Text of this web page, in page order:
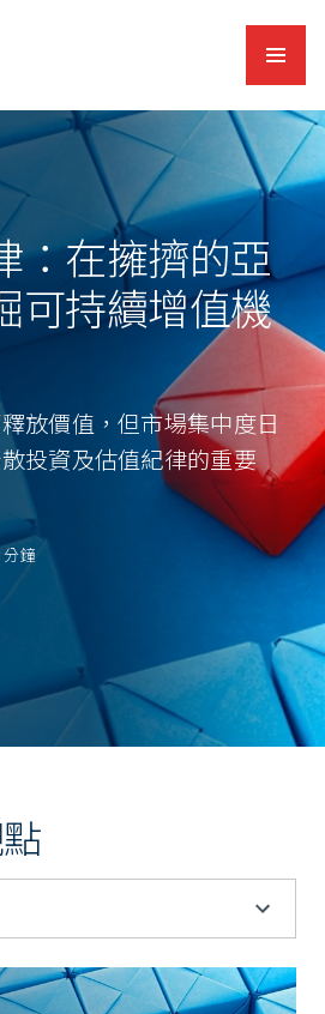
導覽
：在擁擠的亞
可持續增值機
放價值，但市場集中度日
投資及估值紀律的重要
分鐘